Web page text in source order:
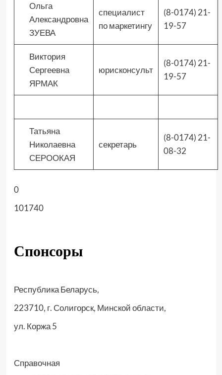
Ольга
Александровна
ЗУЕВА
специалист
по маркетингу
(8-0174) 21-
19-57
Виктория
Сергеевна
ЯРМАК
юрисконсульт
(8-0174) 21-
19-57
Татьяна
Николаевна
СЕРООКАЯ
секретарь
(8-0174) 21-
08-32
0
101740
Спонсоры
Республика Беларусь,
223710, г. Солигорск, Минской области,
ул. Коржа 5
Справочная